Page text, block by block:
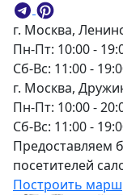
г. Москва,
Пн-Пт: 10:00 -
Сб-Вс: 11:00 -
г. Москва,
Пн-Пт: 10:00 -
Сб-Вс: 11:00 -
Предоставляем
посетителей
Построить